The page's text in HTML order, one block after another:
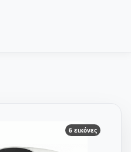
6 εικόνες